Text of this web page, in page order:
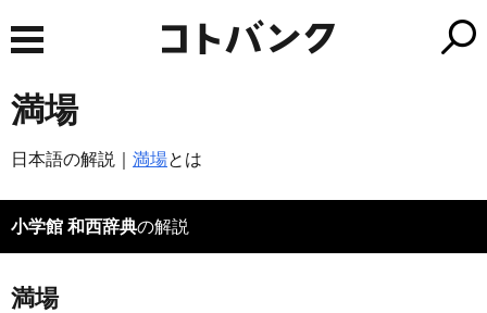
満場
日本語の解説｜ 満場とは
小学館 和西辞典の解説
満場